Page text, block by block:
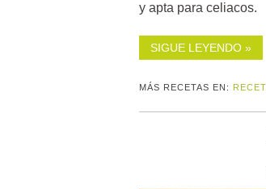
y apta para celiacos.
SIGUE LEYENDO »
MÁS RECETAS EN: